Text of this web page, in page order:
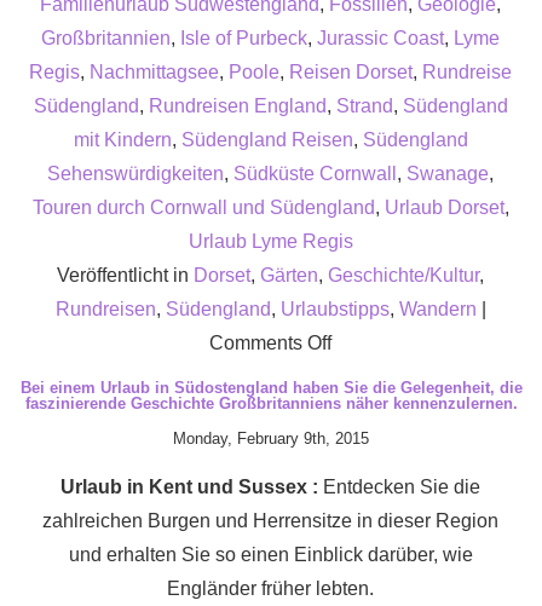
Großbritannien, Isle of Purbeck,Jurassic Coast, Lyme
Regis, Nachmittagsee, Poole, Reisen Dorset, Rundreise
Südengland, Rundreisen England, Strand, Südengland
mit Kindern, Südengland Reisen, Südengland
Sehenswürdigkeiten, Südküste Cornwall , Swanage,
Touren durch Cornwall und Südengland, Urlaub Dorset,
Urlaub Lyme Regis
Veröffentlicht in Dorset, Gärten, Geschichte/Kultur,
Rundreisen, Südengland, Urlaubstipps, Wandern
Comments Offon
Urlaub
in
Südengland
bietet
mehr
als
Bei einem Urlaub in Südostengland haben Sie die Gelegenheit, die
faszinierende Geschichte Großbritanniens näher kennenzulernen.
Monday, February 9th, 2015
Urlaub in Kent und Sussex : Entdecken Sie die
zahlreichen Burgen und Herrensitze in dieser Region
und erhalten Sie so einen Einblick darüber, wie
Engländer früher lebten.